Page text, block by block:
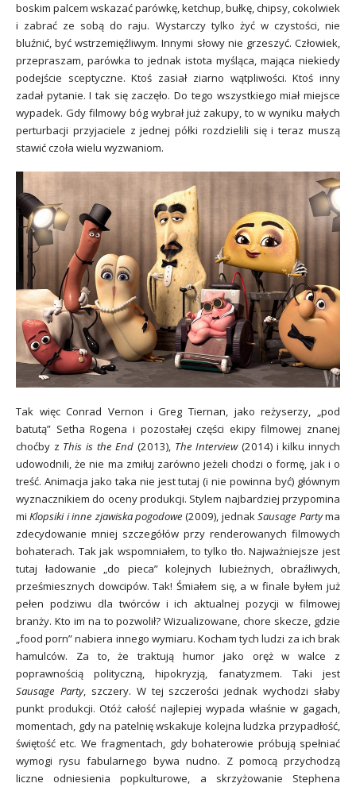
boskim palcem wskazać parówkę, ketchup, bułkę, chipsy, cokolwiek
i zabrać ze sobą do raju. Wystarczy tylko żyć w czystości, nie
bluźnić, być wstrzemięźliwym. Innymi słowy nie grzeszyć. Człowiek,
przepraszam, parówka to jednak istota myśląca, mająca niekiedy
podejście sceptyczne. Ktoś zasiał ziarno wątpliwości. Ktoś inny
zadał pytanie. I tak się zaczęło. Do tego wszystkiego miał miejsce
wypadek. Gdy filmowy bóg wybrał już zakupy, to w wyniku małych
perturbacji przyjaciele z jednej półki rozdzielili się i teraz muszą
stawić czoła wielu wyzwaniom.
Tak więc Conrad Vernon i Greg Tiernan, jako reżyserzy, „pod
batutą” Setha Rogena i pozostałej części ekipy filmowej znanej
choćby z This is the End (2013), The Interview(2014) i kilku innych
udowodnili, że nie ma zmiłuj zarówno jeżeli chodzi o formę, jak i o
treść. Animacja jako taka nie jest tutaj (i nie powinna być) głównym
wyznacznikiem do oceny produkcji. Stylem najbardziej przypomina
miKlopsiki i inne zjawiska pogodowe (2009), jednakSausage Partyma
zdecydowanie mniej szczegółów przy renderowanych filmowych
bohaterach. Tak jak wspomniałem, to tylko tło. Najważniejsze jest
tutaj ładowanie „do pieca” kolejnych lubieżnych, obraźliwych,
prześmiesznych dowcipów. Tak! Śmiałem się, a w finale byłem już
pełen podziwu dla twórców i ich aktualnej pozycji w filmowej
branży. Kto im na to pozwolił? Wizualizowane, chore skecze, gdzie
„food porn” nabiera innego wymiaru. Kocham tych ludzi za ich brak
hamulców. Za to, że traktują humor jako oręż w walce z
poprawnością polityczną, hipokryzją, fanatyzmem. Taki jest
Sausage Party, szczery. W tej szczerości jednak wychodzi słaby
punkt produkcji. Otóż całość najlepiej wypada właśnie w gagach,
momentach, gdy na patelnię wskakuje kolejna ludzka przypadłość,
świętość etc. We fragmentach, gdy bohaterowie próbują spełniać
wymogi rysu fabularnego bywa nudno. Z pomocą przychodzą
liczne odniesienia popkulturowe, a skrzyżowanie Stephena